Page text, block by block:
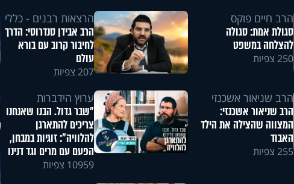
הרב חיים פוקס
סגולת אמת: סגולה
להצלחה במשפט
250 צפיות
הרצאות רבנים - כללי
הרב אבידן סנדרוסי: הדרך
לחיבור קרוב עם בורא
עולם
207 צפיות
הרב שניאור אשכנזי
הרב שניאור אשכנזי:
המצווה שהצילה את הילד
האבוד
255 צפיות
ערוץ הידברות
"שבר גדול. הבנו שאנחנו
צריכים להתארגן
להלוויה": זוגיות במבחן,
הפעם עם מרים וגד דנינו
10959 צפיות